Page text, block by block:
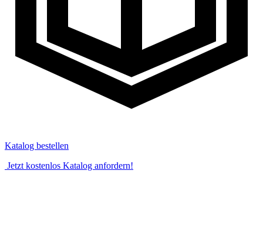
Katalog bestellen
Jetzt kostenlos Katalog anfordern!